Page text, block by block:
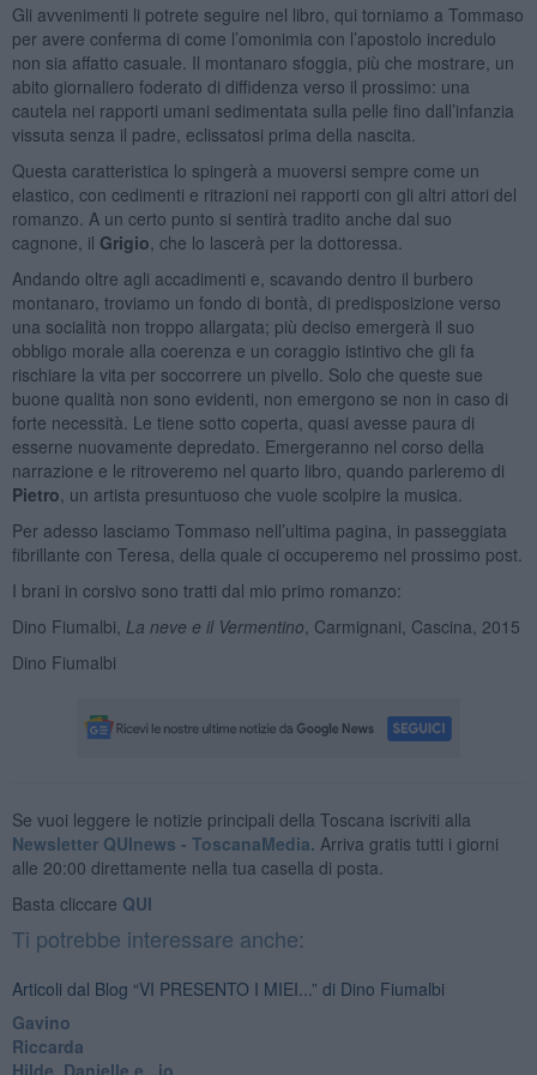
Gli avvenimenti li potrete seguire nel libro, qui torniamo a Tommaso
per avere conferma di come l’omonimia con l’apostolo incredulo
non sia affatto casuale. Il montanaro sfoggia, più che mostrare, un
abito giornaliero foderato di diffidenza verso il prossimo: una
cautela nei rapporti umani sedimentata sulla pelle fino dall’infanzia
vissuta senza il padre, eclissatosi prima della nascita.
Questa caratteristica lo spingerà a muoversi sempre come un
elastico, con cedimenti e ritrazioni nei rapporti con gli altri attori del
romanzo. A un certo punto si sentirà tradito anche dal suo
cagnone, il Grigio , che lo lascerà per la dottoressa.
Andando oltre agli accadimenti e, scavando dentro il burbero
montanaro, troviamo un fondo di bontà, di predisposizione verso
una socialità non troppo allargata; più deciso emergerà il suo
obbligo morale alla coerenza e un coraggio istintivo che gli fa
rischiare la vita per soccorrere un pivello. Solo che queste sue
buone qualità non sono evidenti, non emergono se non in caso di
forte necessità. Le tiene sotto coperta, quasi avesse paura di
esserne nuovamente depredato. Emergeranno nel corso della
narrazione e le ritroveremo nel quarto libro, quando parleremo di
Pietro , un artista presuntuoso che vuole scolpire la musica.
Per adesso lasciamo Tommaso nell’ultima pagina, in passeggiata
fibrillante con Teresa, della quale ci occuperemo nel prossimo post.
I brani in corsivo sono tratti dal mio primo romanzo:
Dino Fiumalbi, La neve e il Vermentino , Carmignani, Cascina, 2015
Dino Fiumalbi
Se vuoi leggere le notizie principali della Toscana iscriviti alla
Newsletter QUInews - ToscanaMedia. Arriva gratis tutti i giorni
alle 20:00 direttamente nella tua casella di posta.
Basta cliccare QUI
Ti potrebbe interessare anche:
Articoli dal Blog “VI PRESENTO I MIEI...” di Dino Fiumalbi
Gavino
Riccarda
Hilde, Danielle e...io